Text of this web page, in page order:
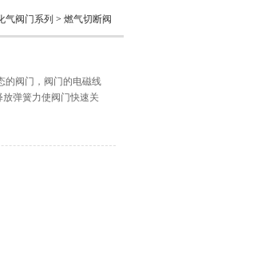
气阀门系列 > 燃气切断阀
的阀门，阀门的电磁线
弹簧力使阀门快速关